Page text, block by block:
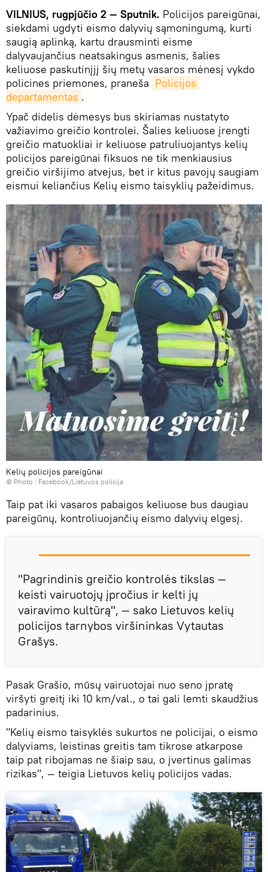
VILNIUS, rugpjūčio 2 — Sputnik. Policijos pareigūnai,
siekdami ugdyti eismo dalyvių sąmoningumą, kurti
saugią aplinką, kartu drausminti eisme
dalyvaujančius neatsakingus asmenis, šalies
keliuose paskutinįjį šių metų vasaros mėnesį vykdo
policines priemones, praneša Policijos
departamentas .
Ypač didelis dėmesys bus skiriamas nustatyto
važiavimo greičio kontrolei. Šalies keliuose įrengti
greičio matuokliai ir keliuose patruliuojantys kelių
policijos pareigūnai fiksuos ne tik menkiausius
greičio viršijimo atvejus, bet ir kitus pavojų saugiam
eismui keliančius Kelių eismo taisyklių pažeidimus.
Kelių policijos pareigūnai
© Photo : Facebook/Lietuvos policija
Taip pat iki vasaros pabaigos keliuose bus daugiau
pareigūnų, kontroliuojančių eismo dalyvių elgesį.
"Pagrindinis greičio kontrolės tikslas —
keisti vairuotojų įpročius ir kelti jų
vairavimo kultūrą", — sako Lietuvos kelių
policijos tarnybos viršininkas Vytautas
Grašys.
Pasak Grašio, mūsų vairuotojai nuo seno įpratę
viršyti greitį iki 10 km/val., o tai gali lemti skaudžius
padarinius.
"Kelių eismo taisyklės sukurtos ne policijai, o eismo
dalyviams, leistinas greitis tam tikrose atkarpose
taip pat ribojamas ne šiaip sau, o įvertinus galimas
rizikas", — teigia Lietuvos kelių policijos vadas.